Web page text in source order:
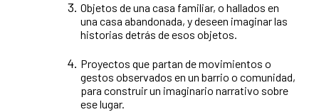
Objetos de una casa familiar, o hallados en
una casa abandonada, y deseen imaginar las
historias detrás de esos objetos.
Proyectos que partan de movimientos o
gestos observados en un barrio o comunidad,
para construir un imaginario narrativo sobre
ese lugar.